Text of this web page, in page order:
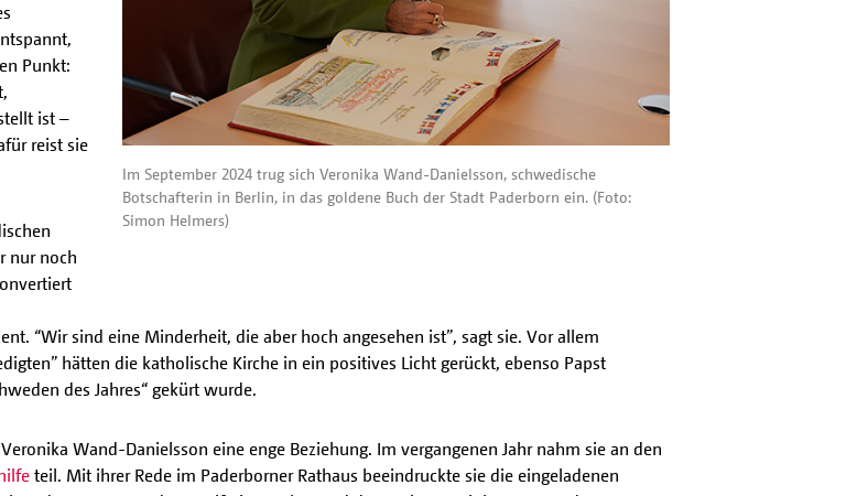
Im September 2024 trug sich Veronika Wand-Danielsson, schwedische
Botschafterin in Berlin, in das goldene Buch der Stadt Paderborn ein. (Foto:
Simon Helmers)
Punkt:
ist –
reist sie
nur noch
“Wir sind eine Minderheit, die aber hoch angesehen ist”, sagt sie. Vor allem
hätten die katholische Kirche in ein positives Licht gerückt, ebenso Papst
des Jahres“ gekürt wurde.
Wand-Danielsson eine enge Beziehung. Im vergangenen Jahr nahm sie an den
teil. Mit ihrer Rede im Paderborner Rathaus beeindruckte sie die eingeladenen